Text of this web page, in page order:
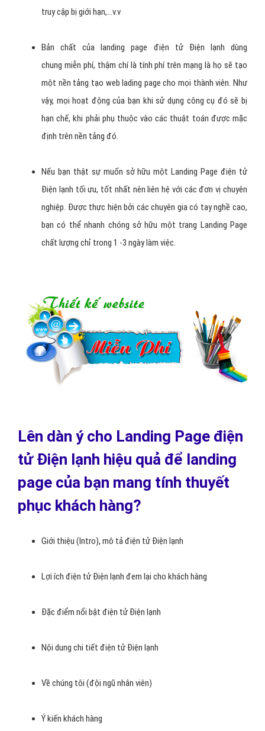
truy cập bị giới hạn,...v.v
Bản chất của landing page điện tử Điện lạnh dùng
chung miễn phí, thậm chí là tính phí trên mạng là họ sẽ tạo
một nền tảng tạo web lading page cho mọi thành viên. Như
vậy, mọi hoạt động của bạn khi sử dụng công cụ đó sẽ bị
hạn chế, khi phải phụ thuộc vào các thuật toán được mặc
định trên nền tảng đó.
Nếu bạn thật sự muốn sở hữu một Landing Page điện tử
Điện lạnh tối ưu, tốt nhất nên liên hệ với các đơn vị chuyên
nghiệp. Được thực hiện bởi các chuyên gia có tay nghề cao,
bạn có thể nhanh chóng sở hữu một trang Landing Page
chất lượng chỉ trong 1 -3 ngày làm việc.
Lên dàn ý cho Landing Page điện
tử Điện lạnh hiệu quả để landing
page của bạn mang tính thuyết
phục khách hàng?
Giới thiệu (Intro), mô tả điện tử Điện lạnh
Lợi ích điện tử Điện lạnh đem lại cho khách hàng
Đặc điểm nổi bật điện tử Điện lạnh
Nội dung chi tiết điện tử Điện lạnh
Về chúng tôi (đội ngũ nhân viên)
Ý kiến khách hàng